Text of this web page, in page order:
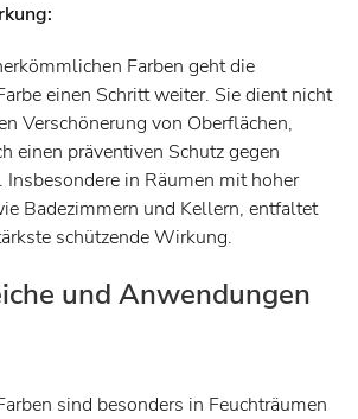
Farben geht die
einen Schritt weiter. Sie dient nicht
Verschönerung von Oberflächen,
einen präventiven Schutz gegen
in Räumen mit hoher
Badezimmern und Kellern, entfaltet
schützende Wirkung.
und Anwendungen
sind besonders in Feuchträumen